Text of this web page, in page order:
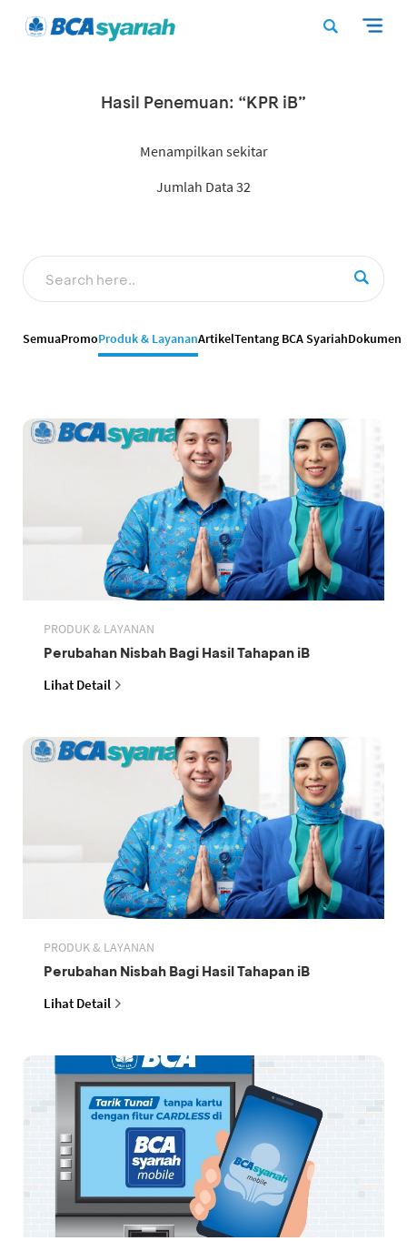
Hasil Penemuan: “KPR iB”
Menampilkan sekitar
Jumlah Data 32
SemuaPromoProduk & LayananArtikelTentang BCA SyariahDokumen
PRODUK & LAYANAN
Perubahan Nisbah Bagi Hasil Tahapan iB
Lihat Detail
PRODUK & LAYANAN
Perubahan Nisbah Bagi Hasil Tahapan iB
Lihat Detail